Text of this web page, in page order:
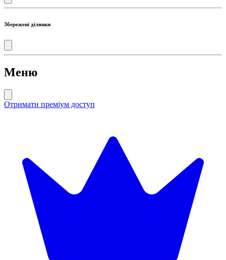
Збережені ділянки
Меню
Отримати преміум доступ